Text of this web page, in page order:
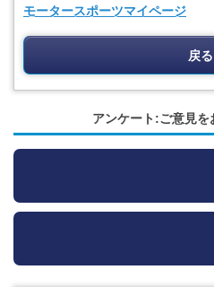
モータースポーツマイページ
戻る
アンケート:ご意見を